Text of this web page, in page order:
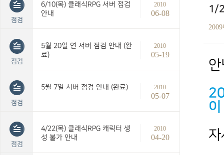
점검
6/10(목) 클래식RPG 서버 점검
안내
2010
06-08
점검
5월 20일 연 서버 점검 안내 (완
료)
2010
05-19
점검
5월 7일 서버 점검 안내 (완료) 2010
05-07
점검
4/22(목) 클래식RPG 캐릭터 생
성 불가 안내
2010
04-20
1/